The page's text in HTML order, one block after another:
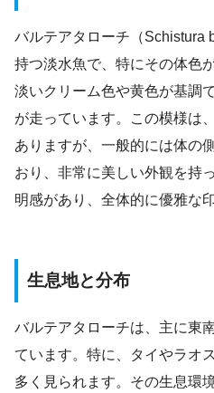
バルテアタローチ（Schistura
持つ淡水魚で、特にその体色
淡いクリーム色や黄色が基調
が走っています。この模様は
ありますが、一般的には体の
おり、非常に美しい外観を持
明感があり、全体的に優雅な
生息地と分布
バルテアタローチは、主に東
ています。特に、タイやラオ
多く見られます。その生息環